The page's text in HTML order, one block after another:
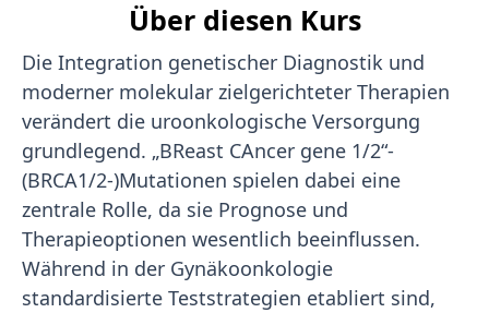
Über diesen Kurs
Die Integration genetischer Diagnostik und
moderner molekular zielgerichteter Therapien
verändert die uroonkologische Versorgung
grundlegend. „BReast CAncer gene 1/2“-
(BRCA1/2-)Mutationen spielen dabei eine
zentrale Rolle, da sie Prognose und
Therapieoptionen wesentlich beeinflussen.
Während in der Gynäkoonkologie
standardisierte Teststrategien etabliert sind,